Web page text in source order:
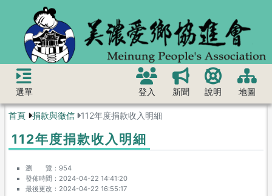
選單 登入 新聞 說明 地圖
首頁 捐款與徵信 112年度捐款收入明細
112年度捐款收入明細
瀏 覽
954
發佈時間
2024-04-22 14:41:20
最後更改
2024-04-22 16:55:17